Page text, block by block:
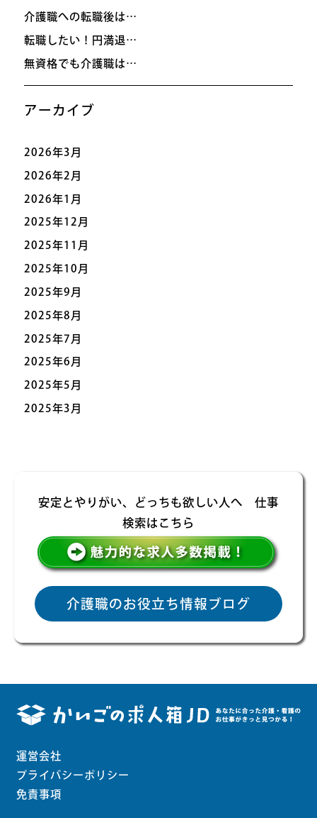
介護職への転職後は…
転職したい！円満退…
無資格でも介護職は…
アーカイブ
2026年3月
2026年2月
2026年1月
2025年12月
2025年11月
2025年10月
2025年9月
2025年8月
2025年7月
2025年6月
2025年5月
2025年3月
安定とやりがい、どっちも欲しい人へ 仕事
検索はこちら
介護職のお役立ち情報ブログ
運営会社
プライバシーポリシー
免責事項